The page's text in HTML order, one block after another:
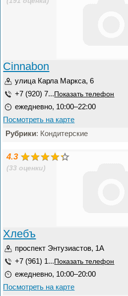
Cinnabon
улица Карла Маркса, 6
+7 (920) 7... Показать телефон
ежедневно, 10:00–22:00
Посмотреть на карте
Рубрики: Кондитерские
4.3
(33 оценки)
Хлебъ
проспект Энтузиастов, 1А
+7 (961) 1... Показать телефон
ежедневно, 10:00–20:00
Посмотреть на карте